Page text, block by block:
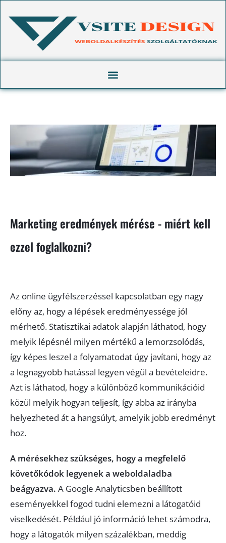
Marketing eredmények mérése - miért kell
ezzel foglalkozni?
Az online ügyfélszerzéssel kapcsolatban egy nagy
előny az, hogy a lépések eredményessége jól
mérhető. Statisztikai adatok alapján láthatod, hogy
melyik lépésnél milyen mértékű a lemorzsolódás,
így képes leszel a folyamatodat úgy javítani, hogy az
a legnagyobb hatással legyen végül a bevételeidre.
Azt is láthatod, hogy a különböző kommunikációid
közül melyik hogyan teljesít, így abba az irányba
helyezheted át a hangsúlyt, amelyik jobb eredményt
hoz.
A mérésekhez szükséges, hogy a megfelelő
követőkódok legyenek a weboldaladba
beágyazva. A Google Analyticsben beállított
eseményekkel fogod tudni elemezni a látogatóid
viselkedését. Például jó információ lehet számodra,
hogy a látogatók milyen százalékban, meddig